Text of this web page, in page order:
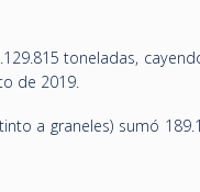
toneladas,
de 2019.
a graneles) sumó